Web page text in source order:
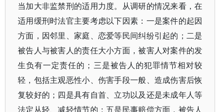
当加大非监禁刑的适用力度。从调研的情况来看，在
适用缓刑时法官主要考虑以下因素：一是案件的起因
方面，因邻里、家庭、恋爱等民间纠纷引起的；二是
被告人与被害人的责任大小方面，被害人对案件的发
生负有一定责任的；三是被告人的犯罪情节相对较
轻，包括主观恶性小、伤害手段一般、造成伤害后恢
复较好的；四是具有自首、立功以及还是未成年人等
法定从轻、减轻情节的；五是民事赔偿方面，被告人